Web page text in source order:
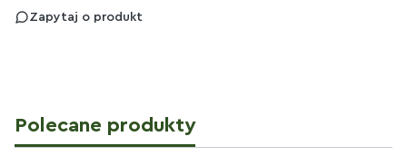
Zapytaj o produkt
Polecane produkty